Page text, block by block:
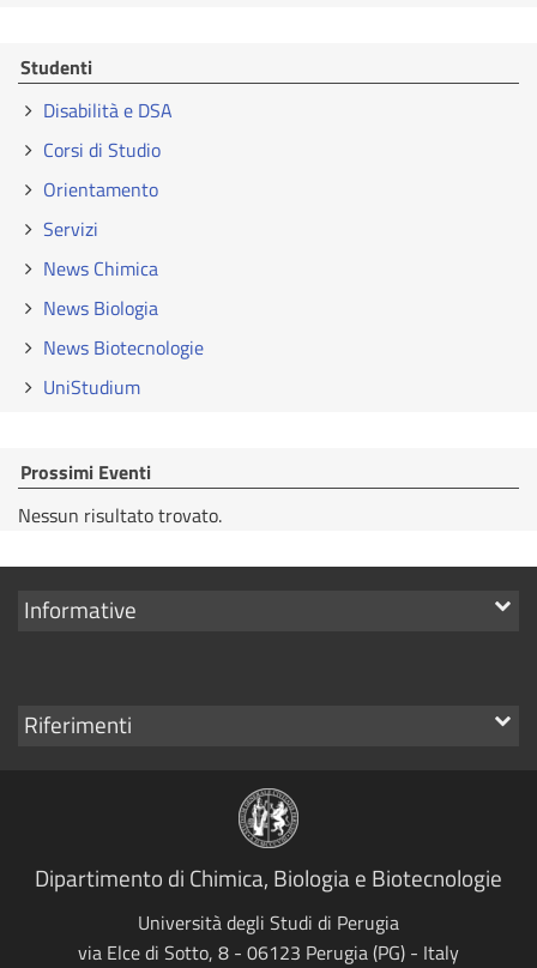
Studenti
Disabilità e DSA
Corsi di Studio
Orientamento
Servizi
News Chimica
News Biologia
News Biotecnologie
UniStudium
Prossimi Eventi
Nessun risultato trovato.
Mostra
Informative
Mostra
Riferimenti
Dipartimento di Chimica, Biologia e Biotecnologie
Università degli Studi di Perugia
via Elce di Sotto, 8 - 06123 Perugia (PG) - Italy